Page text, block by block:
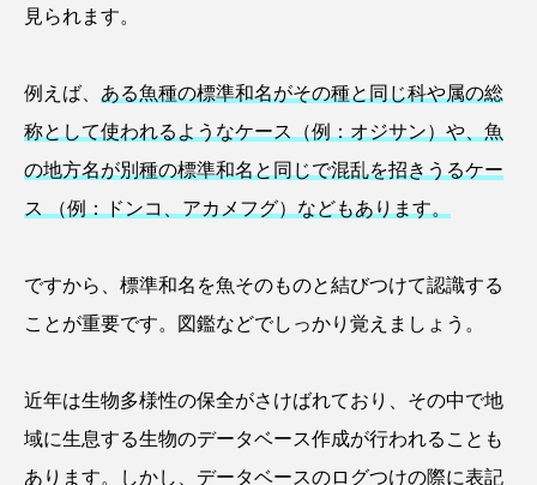
ゴンズイ
サカナアパートメント サカナブックス
サクラアジ サクラエビ サクラダンゴウオ
サクラマス
サブカルチャー サヨリ
サンゴ サンショウウオ サンマ
見られます。
例えば、 ある魚種の標準和名がその種と同じ科や属の総
称として使われるようなケース（例：オジサン）や、魚
の地方名が別種の標準和名と同じで混乱を招きうるケー
ス （例：ドンコ、アカメフグ）などもあります。
ですから、標準和名を魚そのものと結びつけて認識する
ことが重要です。図鑑などでしっかり覚えましょう。
近年は生物多様性の保全がさけばれており、その中で地
域に生息する生物のデータベース作成が行われることも
あります。しかし、データベースのログつけの際に表記